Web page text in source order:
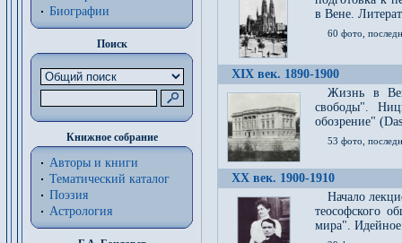
Биографии
Поиск
Книжное собрание
Авторы и книги
Тематический каталог
Поэзия
Астрология
в Вене.
60 фото,
XIX век. 1890-1900
Жизнь в
свободы".
обозрение"
53 фото,
XX век. 1900-1910
Начало
теософского
мира". Идейное